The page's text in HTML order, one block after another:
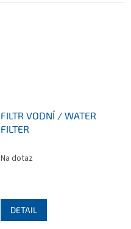
FILTR VODNÍ / WATER
FILTER
Na dotaz
DETAIL